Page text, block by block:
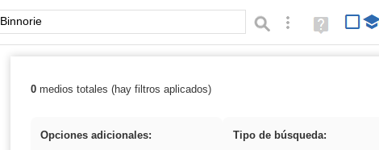
Palabra o frase: Búsqueda avanzada
Ayuda
(en
Resultados de: Binnorie
0medios totales (hay filtros aplicados)
Opciones adicionales: Tipo de búsqueda: